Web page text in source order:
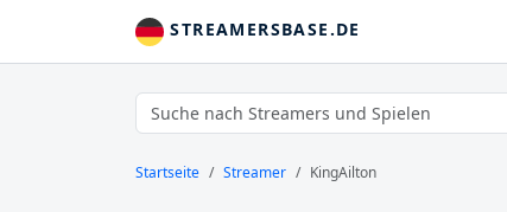
STREAMERSBASE.DE
Startseite Streamer KingAilton